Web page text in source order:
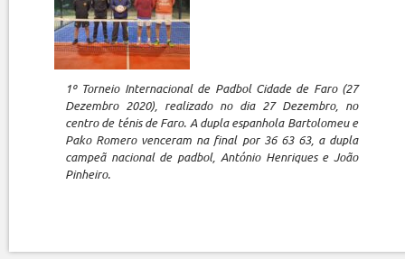
1º Torneio Internacional de Padbol Cidade de Faro (27
Dezembro 2020), realizado no dia 27 Dezembro, no
centro de ténis de Faro. A dupla espanhola Bartolomeu e
Pako Romero venceram na final por 36 63 63, a dupla
campeã nacional de padbol, António Henriques e João
Pinheiro.